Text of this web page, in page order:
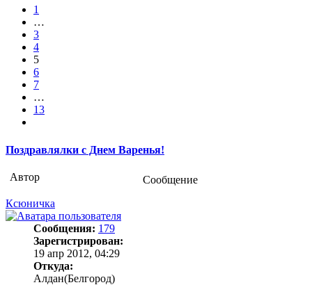
13
1
…
3
4
5
6
7
…
13
Поздравлялки с Днем Варенья!
Автор
Сообщение
Ксюничка
Сообщения: 179
Зарегистрирован:
19 апр 2012, 04:29
Откуда:
Алдан(Белгород)